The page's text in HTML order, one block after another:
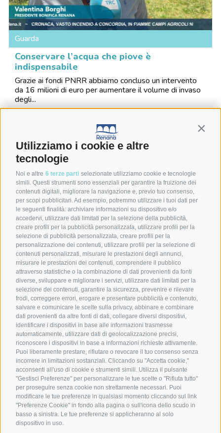
Utilizziamo i cookie e altre
tecnologie
Noi e altre 6 terze parti selezionate utilizziamo cookie e tecnologie
simili. Questi strumenti sono essenziali per garantire la fruizione dei
contenuti digitali, migliorare la navigazione e, previo tuo consenso,
per scopi pubblicitari. Ad esempio, potremmo utilizzare i tuoi dati per
le seguenti finalità: archiviare informazioni su dispositivo e/o
accedervi, utilizzare dati limitati per la selezione della pubblicità,
creare profili per la pubblicità personalizzata, utilizzare profili per la
selezione di pubblicità personalizzata, creare profili per la
personalizzazione dei contenuti, utilizzare profili per la selezione di
contenuti personalizzati, misurare le prestazioni degli annunci,
misurare le prestazioni dei contenuti, comprendere il pubblico
attraverso statistiche o la combinazione di dati provenienti da fonti
diverse, sviluppare e migliorare i servizi, utilizzare dati limitati per la
selezione dei contenuti, garantire la sicurezza, prevenire e rilevare
frodi, correggere errori, erogare e presentare pubblicità e contenuto,
salvare e comunicare le scelte sulla privacy, abbinare e combinare
dati provenienti da altre fonti di dati, collegare diversi dispositivi,
identificare i dispositivi in base alle informazioni trasmesse
automaticamente, utilizzare dati di geolocalizzazione precisi,
riconoscere i dispositivi in base a informazioni richieste attivamente.
Puoi liberamente prestare, rifiutare o revocare il tuo consenso senza
incorrere in limitazioni sostanziali. Cliccando su "Accetta cookie,"
acconsenti all'uso di cookie e strumenti simili. Utilizza il pulsante
"Gestisci Preferenze" per personalizzare le tue scelte o "Rifiuta tutto"
per proseguire senza cookie non strettamente necessari. Puoi
modificare le tue preferenze in qualsiasi momento cliccando sul link
"Preferenze Cookie" in fondo alla pagina o sull'icona dello scudo in
basso a sinistra. Le tue preferenze si applicheranno al solo
dispositivo in uso.
Guarda
Conservare l’acqua che piove è
indispensabile
Grazie ai fondi PNRR abbiamo concluso un intervento
da 16 milioni di euro per aumentare il volume di invaso
degli...
Vuoi contattarci?
Consorzio della Bonifica Renana
Via S. Stefano, 56 40125 Bologna (BO)
C.F. 91313990375 | PECbonificarenana@pec.it
Contatti
DISCOVER BONIFICA RENANA
Home
Leggi
Guarda
Press Area
OUR SERVICES
Servizi
News
FOLLOW US
Facebook
Instagram
Linkedin
Youtube
Newsletter